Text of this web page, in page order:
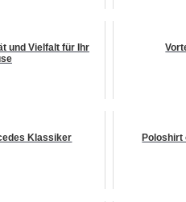
und Vielfalt für Ihr
Klassiker Poloshirt